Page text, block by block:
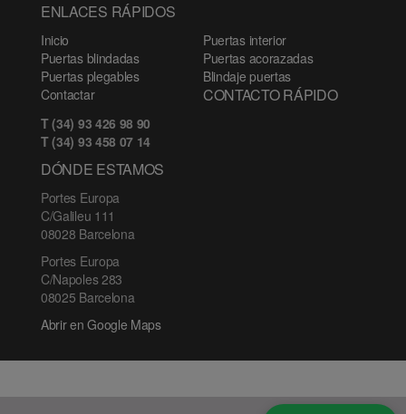
ENLACES RÁPIDOS
Inicio
Puertas interior
Puertas blindadas
Puertas acorazadas
Puertas plegables
Blindaje puertas
Contactar
CONTACTO RÁPIDO
T (34) 93 426 98 90
T (34) 93 458 07 14
DÓNDE ESTAMOS
Portes Europa
C/Galileu 111
08028 Barcelona
Portes Europa
C/Napoles 283
08025 Barcelona
Abrir en Google Maps